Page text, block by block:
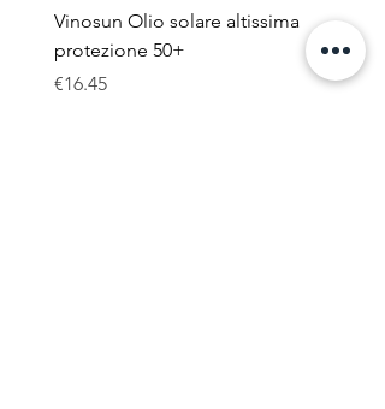
Vinosun Olio solare altissima
protezione 50+
Price
€16.45
Price
€22.90